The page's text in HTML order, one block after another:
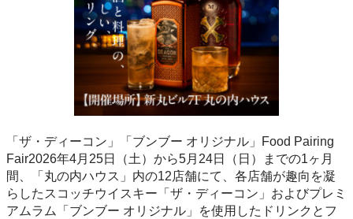
「ザ・ディーコン」「ブンブー オリジナル」Food Pairing
Fair2026年4月25日（土）から5月24日（日）までの1ヶ月
間、「丸の内ハウス」内の12店舗にて、各店舗が趣向を凝
らしたスコッチウイスキー「ザ・ディーコン」およびプレミ
アムラム「ブンブー オリジナル」を使用したドリンクとフ